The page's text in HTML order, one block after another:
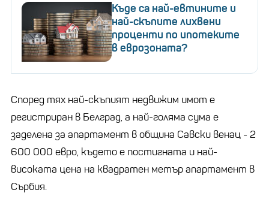
Къде са най-евтините и
най-скъпите лихвени
проценти по ипотеките
в еврозоната?
Според тях най-скъпият недвижим имот е
регистриран в Белград, а най-голяма сума е
заделена за апартамент в община Савски венац - 2
600 000 евро, където е постигната и най-
високата цена на квадратен метър апартамент в
Сърбия.